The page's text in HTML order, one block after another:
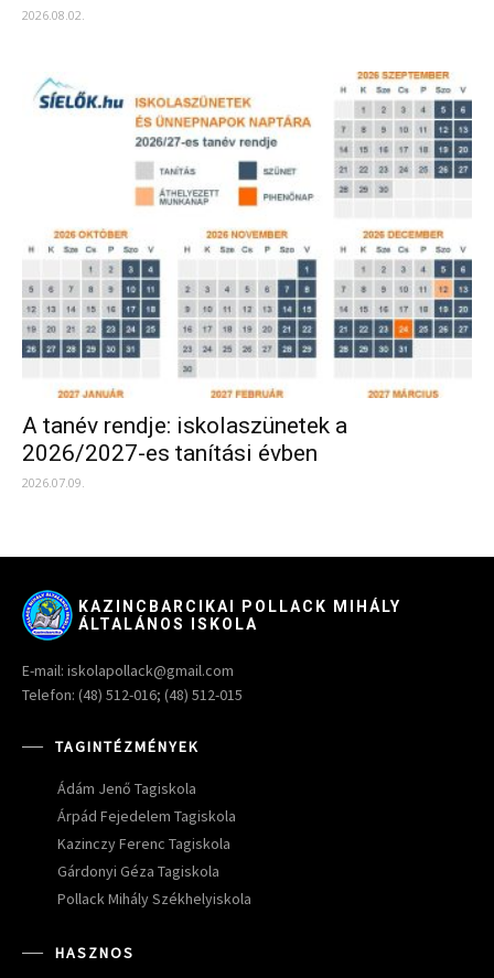
2026.08.02.
A tanév rendje: iskolaszünetek a
2026/2027-es tanítási évben
2026.07.09.
KAZINCBARCIKAI POLLACK MIHÁLY
ÁLTALÁNOS ISKOLA
E-mail: iskolapollack@gmail.com
Telefon: (48) 512-016; (48) 512-015
TAGINTÉZMÉNYEK
Ádám Jenő Tagiskola
Árpád Fejedelem Tagiskola
Kazinczy Ferenc Tagiskola
Gárdonyi Géza Tagiskola
Pollack Mihály Székhelyiskola
HASZNOS